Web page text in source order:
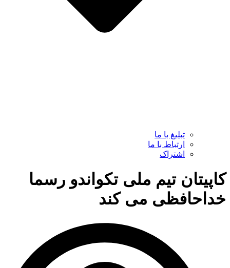
تبلیغ با ما
ارتباط با ما
اشتراک
کاپیتان تیم ملی تکواندو رسما
خداحافظی می کند